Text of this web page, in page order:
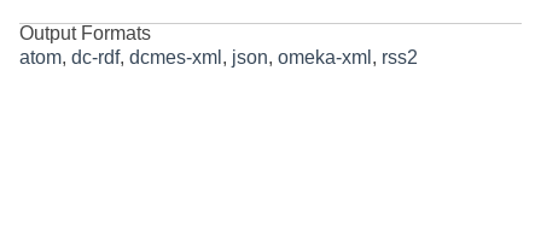
Output Formats
atom, dc-rdf, dcmes-xml , json, omeka-xml , rss2